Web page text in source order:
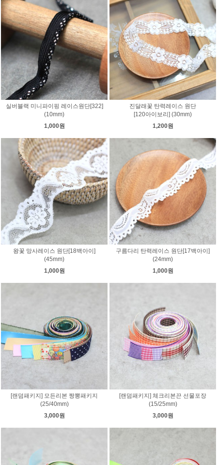
실버블랙 미니파이핑 레이스원단[322]
(10mm)
1,000원
진달래꽃 탄력레이스 원단
[120아이보리] (30mm)
1,200원
왕꽃 망사레이스 원단[18백아이]
(45mm)
1,000원
구름다리 탄력레이스 원단[17백아이]
(24mm)
1,000원
[랜덤패키지] 모든리본 짱뽕패키지
(25/40mm)
3,000원
[랜덤패키지] 체크리본끈 선물포장
(15/25mm)
3,000원